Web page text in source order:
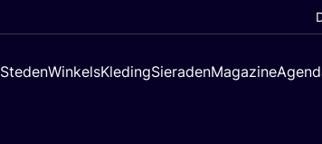
StedenWinkelsKledingSieradenMagazine